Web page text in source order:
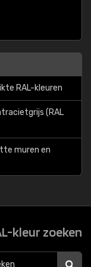
RAL-kleuren
(RAL
muren en
kleur zoeken